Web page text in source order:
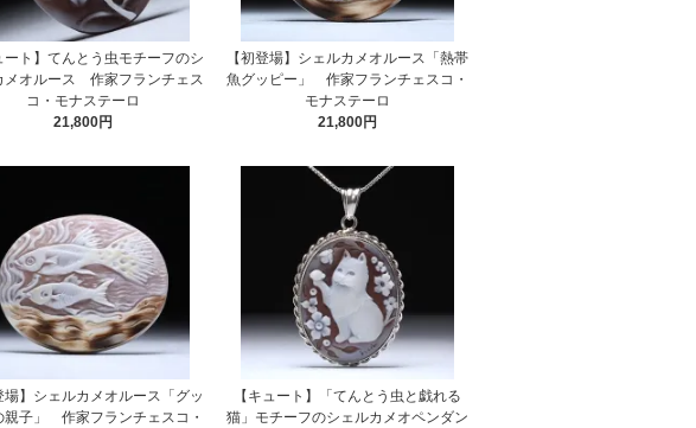
ート】てんとう虫モチーフのシ
メオルース 作家フランチェス
コ・モナステーロ
21,800円
【初登場】シェルカメオルース「熱帯
魚グッピー」 作家フランチェスコ・
モナステーロ
21,800円
場】シェルカメオルース「グッ
親子」 作家フランチェスコ・
【キュート】「てんとう虫と戯れる
猫」モチーフのシェルカメオペンダン